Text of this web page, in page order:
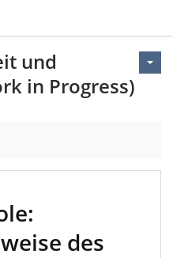
Gluematic 5000)
und
in Progress)
des Herstellers
des